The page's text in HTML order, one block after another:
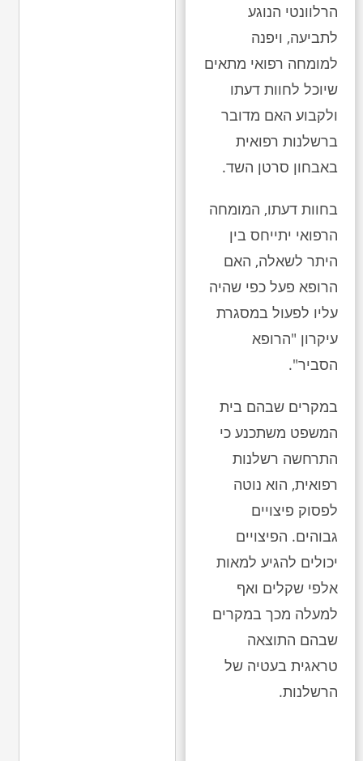
הרלוונטי הנוגע
לתביעה, ויפנה
למומחה רפואי מתאים
שיוכל לחוות דעתו
ולקבוע האם מדובר
ברשלנות רפואית
באבחון סרטן השד.
בחוות דעתו, המומחה
הרפואי יתייחס בין
היתר לשאלה, האם
הרופא פעל כפי שהיה
עליו לפעול במסגרת
עיקרון "הרופא
הסביר".
במקרים שבהם בית
המשפט משתכנע כי
התרחשה רשלנות
רפואית, הוא נוטה
לפסוק פיצויים
גבוהים. הפיצויים
יכולים להגיע למאות
אלפי שקלים ואף
למעלה מכך במקרים
שבהם התוצאה
טראגית בעטיה של
הרשלנות.